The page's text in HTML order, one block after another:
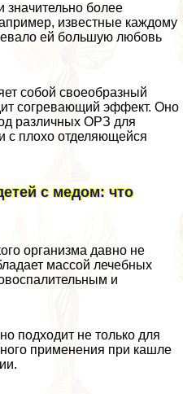
значительно более
известные каждому
ей большую любовь
собой своеобразный
согревающий эффект. Оно
различных ОРЗ для
с плохо отделяющейся
с медом: что
организма давно не
массой лечебных
и
подходит не только для
применения при кашле